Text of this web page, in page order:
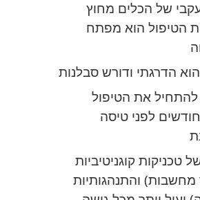
של הכלים מחוץ
הטיפול הוא מפתח
הוא הדרגתי ודורש סבלנות
את הטיפול
לפני טיסה
טכניקות קוגניטיביות
מחשבות) והתנהגותיות